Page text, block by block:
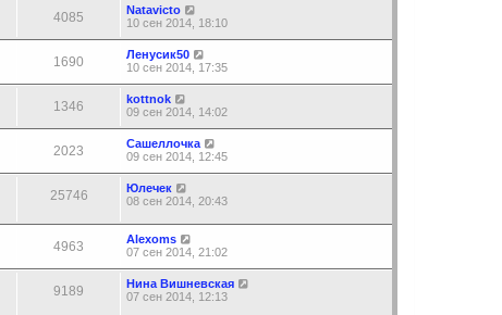
4085
Natavicto
10 сен 2014, 18:10
1690
Ленусик50
10 сен 2014, 17:35
1346
kottnok
09 сен 2014, 14:02
2023
Сашеллочка
09 сен 2014, 12:45
25746
Юлечек
08 сен 2014, 20:43
4963
Alexoms
07 сен 2014, 21:02
9189
Нина Вишневская
07 сен 2014, 12:13